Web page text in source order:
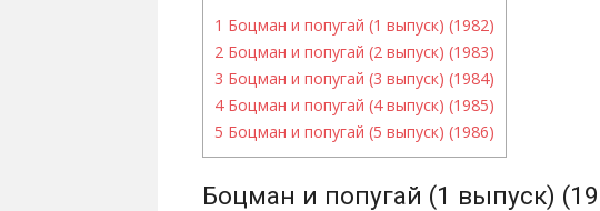
1 Боцман и попугай (1 выпуск) (1982)
2 Боцман и попугай (2 выпуск) (1983)
3 Боцман и попугай (3 выпуск) (1984)
4Боцман и попугай (4 выпуск) (1985)
5 Боцман и попугай (5 выпуск) (1986)
Боцман и попугай (1 выпуск)